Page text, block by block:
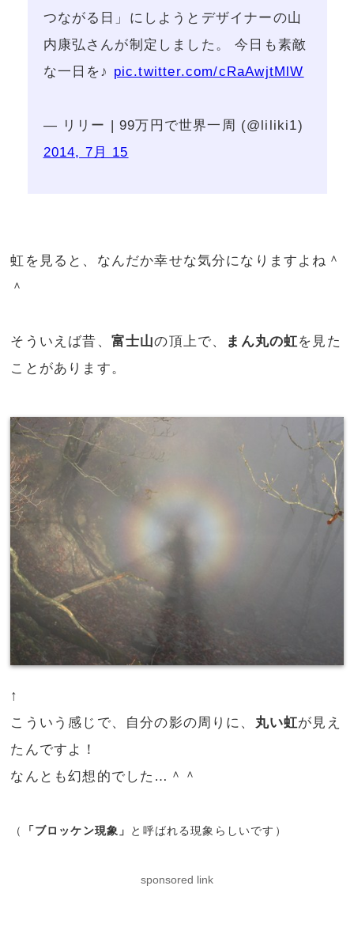
つながる日」にしようとデザイナーの山
内康弘さんが制定しました。 今日も素敵
な一日を♪ pic.twitter.com/cRaAwjtMlW
— リリー | 99万円で世界一周 (@liliki1)
2014, 7月 15
虹を見ると、なんだか幸せな気分になりますよね＾
＾
そういえば昔、 富士山の頂上で、 まん丸の虹を見た
ことがあります。
↑
こういう感じで、自分の影の周りに、 丸い虹が見え
たんですよ！
なんとも幻想的でした…＾＾
（ 「ブロッケン現象」 と呼ばれる現象らしいです）
sponsored link